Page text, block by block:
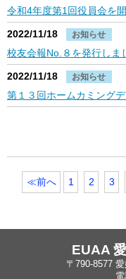
令和4年度第1回役員会を
2022/11/18 お知らせ
校友会報No.８を発行しま
2022/11/18 お知らせ
第１３回ホームカミング
≪前へ 1 2 3
EUAA
〒790-8577